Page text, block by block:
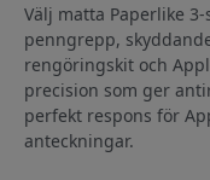
Välj matta Paperlike
penngrepp,
rengöringskit och
precision som ger
perfekt respons för
anteckningar.